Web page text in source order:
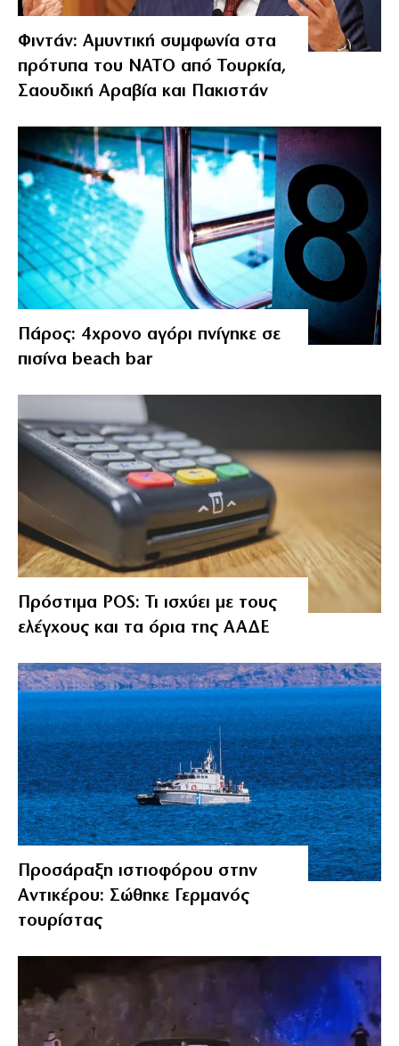
Φιντάν: Αμυντική συμφωνία στα
πρότυπα του ΝΑΤΟ από Τουρκία,
Σαουδική Αραβία και Πακιστάν
Πάρος: 4χρονο αγόρι πνίγηκε σε
πισίνα beach bar
Πρόστιμα POS: Τι ισχύει με τους
ελέγχους και τα όρια της ΑΑΔΕ
Προσάραξη ιστιοφόρου στην
Αντικέρου: Σώθηκε Γερμανός
τουρίστας